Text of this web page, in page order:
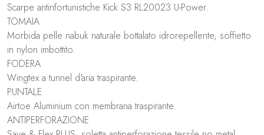
Scarpe antinfortunistiche Kick S3 RL20023 U-Power.
TOMAIA
Morbida pelle nabuk naturale bottalato idrorepellente, soffietto
in nylon imbottito.
FODERA
Wingtex a tunnel d'aria traspirante.
PUNTALE
Airtoe Aluminium con membrana traspirante.
ANTIPERFORAZIONE